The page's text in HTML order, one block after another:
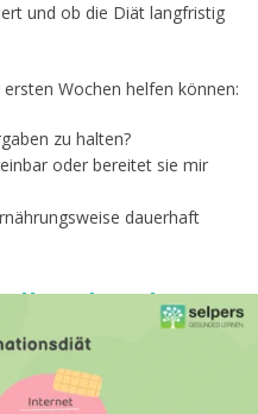
und ob die Diät langfristig
Wochen helfen können:
zu halten?
oder bereitet sie mir
dauerhaft
dass der
der Diät
von EoE eine große